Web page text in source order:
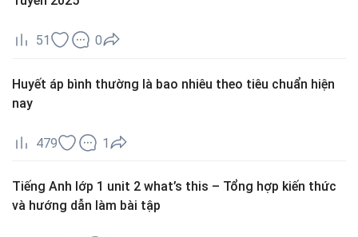
51 0
Huyết áp bình thường là bao nhiêu theo tiêu chuẩn hiện
nay
479 1
Tiếng Anh lớp 1 unit 2 what’s this – Tổng hợp kiến thức
và hướng dẫn làm bài tập